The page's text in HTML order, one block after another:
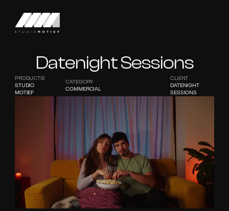
Datenight Sessions
PRODUCTIE
STUDIO
MOTIEF
CATEGORY
COMMERCIAL
CLIENT
DATENIGHT
SESSIONS